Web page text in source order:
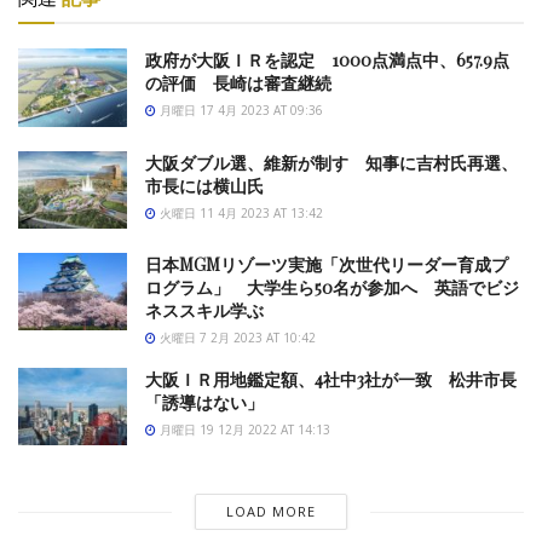
政府が大阪ＩＲを認定 1000点満点中、657.9点
の評価 長崎は審査継続
月曜日 17 4月 2023 AT 09:36
大阪ダブル選、維新が制す 知事に吉村氏再選、
市長には横山氏
火曜日 11 4月 2023 AT 13:42
日本MGMリゾーツ実施「次世代リーダー育成プ
ログラム」 大学生ら50名が参加へ 英語でビジ
ネススキル学ぶ
火曜日 7 2月 2023 AT 10:42
大阪ＩＲ用地鑑定額、4社中3社が一致 松井市長
「誘導はない」
月曜日 19 12月 2022 AT 14:13
LOAD MORE